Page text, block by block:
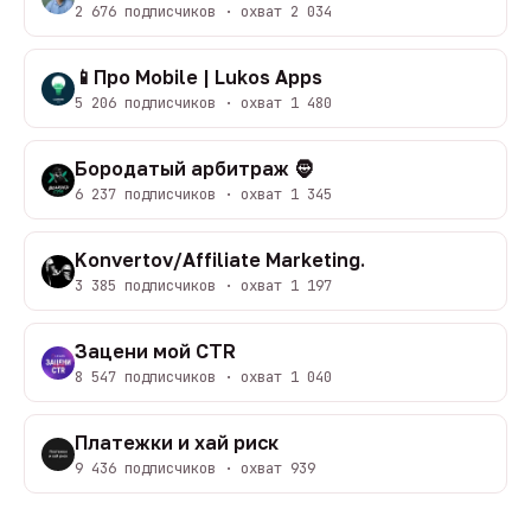
2 676 подписчиков · охват 2 034
📱Про Mobile | Lukos Apps
5 206 подписчиков · охват 1 480
Бородатый арбитраж 🧔
6 237 подписчиков · охват 1 345
Konvertov/Affiliate Marketing.
3 385 подписчиков · охват 1 197
Зацени мой CTR
8 547 подписчиков · охват 1 040
Платежки и хай риск
9 436 подписчиков · охват 939